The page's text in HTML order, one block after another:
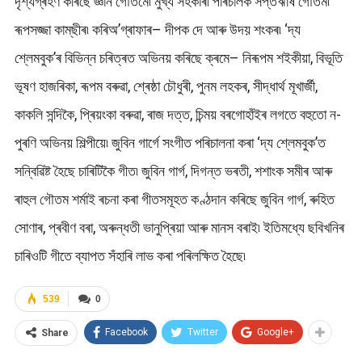
ৰূপসজ্জা কাম্‌ছীৰ৷ কৰিঅ’গ্ৰাফাৰ– দীপক দে আৰু উদয় শংকৰ৷ ‘দ্য
শ্লেমবুক’ৰ বিভিন্ন চৰিত্ৰত অভিনয় কৰিছে ক্ৰমে– নিৰূপম শইকীয়া, বিভূতি
ভূষণ হাজৰিকা, ৰূপম বৰুৱা, শ্ৰেষ্ঠা চৌধুৰী, পুনম লহকৰ, সীদ্ধাৰ্থ মূখাৰ্জী,
কাকলি সন্দিকৈ, প্ৰিয়ংকা বৰুৱা, ৰাজ দত্ত, চিন্ময় বৰগোহাঁইৰ লগতে বহুতো ন-
পুৰণি অভিনয় শিল্পীয়ে৷ জুবিন গাৰ্গে সংগীত পৰিচালনা কৰা ‘দ্য শ্লেমবুক’ত
সন্বিৱিষ্ট হৈছে চাৰিটিকৈ গীত৷ জুবিন গাৰ্গ, দিগন্ত ভৰতী, শশাংক সমীৰ আৰু
ৰাহুল গৌতম শৰ্মাই ৰচনা কৰা গীতসমূহত কণ্ঠদান কৰিছে জুবিন গাৰ্গ, ৰুহিত
সোণাৰ, প্ৰবীণ বৰা, অৰুন্ধতী ভানুপ্ৰিয়া আৰু মানস বৰাই৷ ইতিমধ্যে ছবিখনিৰ
চাৰিওটি গীতে ব্যাপত সঁহাৰি লাভ কৰা পৰিলক্ষিত হৈছে৷
0
539
Share Facebook Twitter Google+